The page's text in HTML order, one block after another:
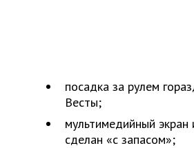
посадка за рулем
Весты;
мультимедийный экран
сделан «с запасом»;